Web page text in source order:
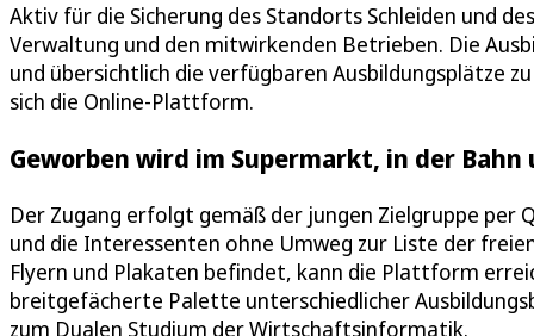
Aktiv für die Sicherung des Standorts Schleiden und
Verwaltung und den mitwirkenden Betrieben. Die
und übersichtlich die verfügbaren Ausbildungsplätze
sich die Online-Plattform.
Geworben wird im Supermarkt, in der Bahn
Der Zugang erfolgt gemäß der jungen Zielgruppe per
und die Interessenten ohne Umweg zur Liste der
Flyern und Plakaten befindet, kann die Plattform
breitgefächerte Palette unterschiedlicher
zum Dualen Studium der Wirtschaftsinformatik.